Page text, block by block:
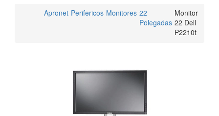
Apronet Perifericos Monitores 22
Polegadas
Monitor
22 Dell
P2210t